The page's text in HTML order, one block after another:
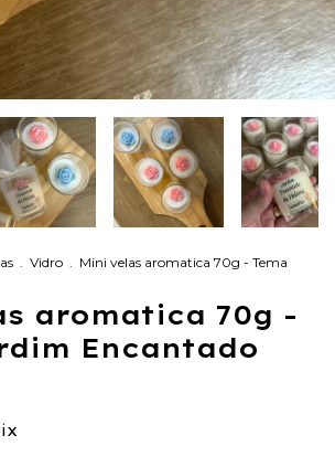
. Vidro . Mini velas aromatica 70g - Tema
aromatica 70g -
Encantado